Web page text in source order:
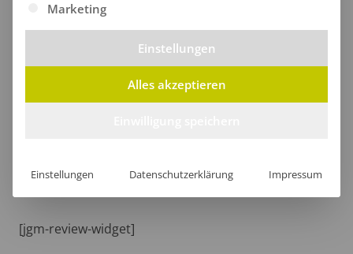
Größentabelle
[jgm-review-widget]
Marketing
Einstellungen
Alles akzeptieren
Einstellungen Datenschutzerklärung Impressum